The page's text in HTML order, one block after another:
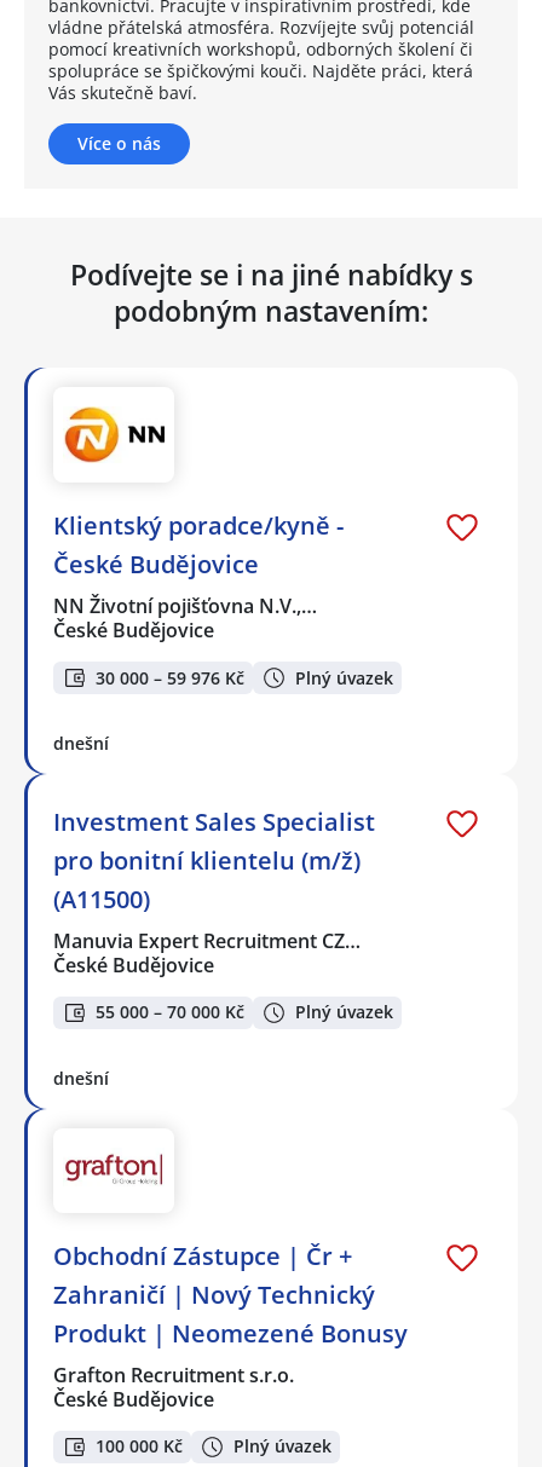
bankovnictví. Pracujte v inspirativním prostředí, kde
vládne přátelská atmosféra. Rozvíjejte svůj potenciál
pomocí kreativních workshopů, odborných školení či
spolupráce se špičkovými kouči. Najděte práci, která
Vás skutečně baví.
Více o nás
Podívejte se i na jiné nabídky s
podobným nastavením:
Klientský poradce/kyně -
České Budějovice
NN Životní pojišťovna N.V.,…
České Budějovice
30 000 – 59 976 Kč Plný úvazek
dnešní
Investment Sales Specialist
pro bonitní klientelu (m/ž)
(A11500)
Manuvia Expert Recruitment CZ…
České Budějovice
55 000 – 70 000 Kč Plný úvazek
dnešní
Obchodní Zástupce | Čr +
Zahraničí | Nový Technický
Produkt | Neomezené Bonusy
Grafton Recruitment s.r.o.
České Budějovice
100 000 Kč Plný úvazek